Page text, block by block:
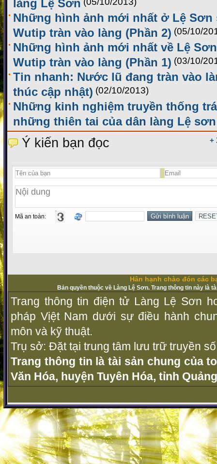
Những hình ảnh mới nhất ở Lệ Sơn
Wutip tràn vào làng (Phần 2) (05/10/
Những hình ảnh mới nhất về Lệ
Wutip tràn vào làng (Phần 1) (03/10/
Tin nhanh: Nước lũ đang tràn vào
thúc cập nhật) (02/10/2013)
Những kinh nghiệm truyền thống
những thiên tai của dân làng Lệ sơn
+
Ý kiến bạn đọc
Mã an toàn:
Hân hạnh chào đón các
Bản quyền thuộc về Làng Lệ Sơn. Trang thông tin này là
Trang thông tin điện tử Làng Lệ Sơn
pháp Vịệt Nam dưới sự điều hành
môn và kỹ thuật.
Trụ sở: Đặt tại trung tâm lưu trữ truyền
Trang thông tin là tài sản chung của
Văn Hóa, huyện Tuyên Hóa, tỉnh